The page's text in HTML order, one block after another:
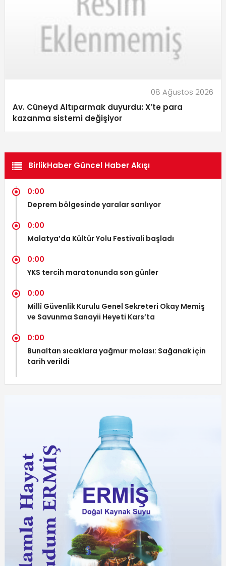
08 Ağustos 2026
Av. Cüneyd Altıparmak duyurdu: X’te para
kazanma sistemi değişiyor
BirlikHaber Güncel Haber Akışı
0:00
Deprem bölgesinde yaralar sarılıyor
0:00
Malatya’da Kültür Yolu Festivali başladı
0:00
YKS tercih maratonunda son günler
0:00
Millî Güvenlik Kurulu Genel Sekreteri Okay Memiş
ve Savunma Sanayii Heyeti Kars’ta
0:00
Bunaltan sıcaklara yağmur molası: Sağanak için
tarih verildi